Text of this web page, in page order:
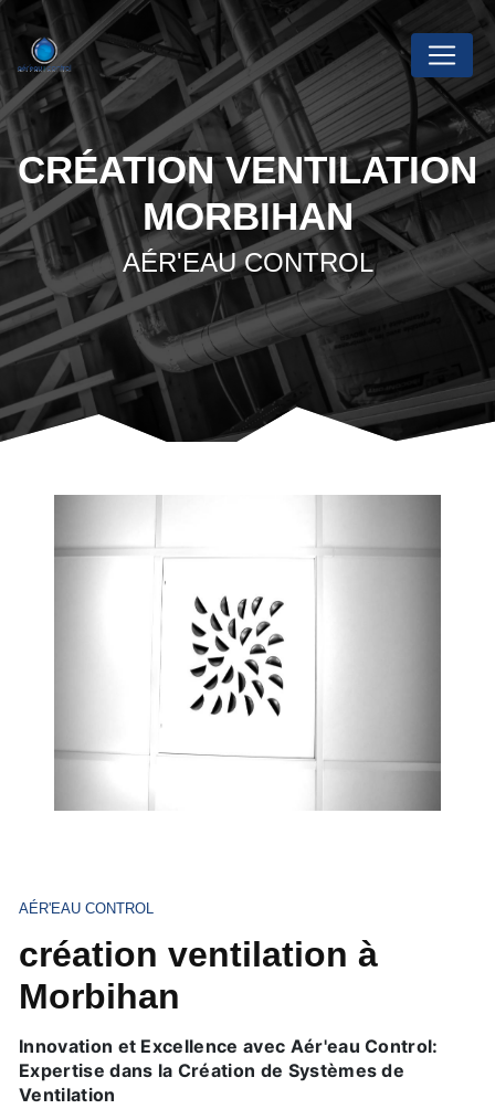
CRÉATION VENTILATION
MORBIHAN
AÉR'EAU CONTROL
AÉR'EAU CONTROL
création ventilation à
Morbihan
Innovation et Excellence avec Aér'eau Control:
Expertise dans la Création de Systèmes de
Ventilation
Panneau de gestion des cookies